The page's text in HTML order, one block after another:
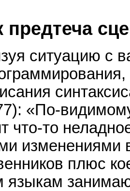
предтеча
ситуацию с
«По-
что-то
изменениями
плюс
языкам